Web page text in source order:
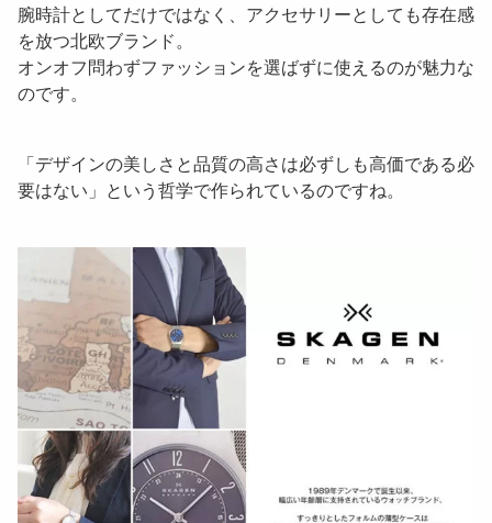
腕時計としてだけではなく、アクセサリーとしても存在感
を放つ北欧ブランド。
オンオフ問わずファッションを選ばずに使えるのが魅力な
のです。
「デザインの美しさと品質の高さは必ずしも高価である必
要はない 」という哲学で作られているのですね。